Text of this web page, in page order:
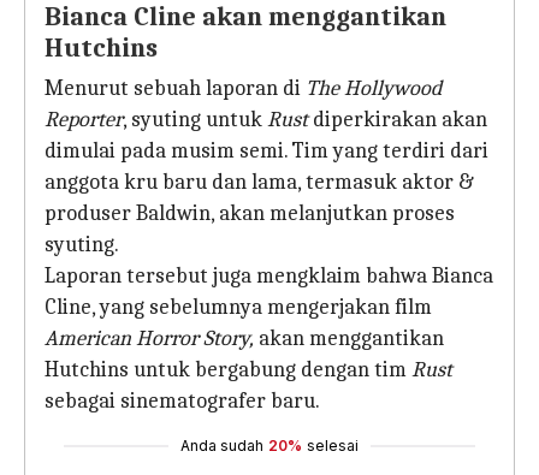
Bianca Cline akan menggantikan
Hutchins
Menurut sebuah laporan di The Hollywood
Reporter, syuting untukRustdiperkirakan akan
dimulai pada musim semi. Tim yang terdiri dari
anggota kru baru dan lama, termasuk aktor &
produser Baldwin, akan melanjutkan proses
syuting.
Laporan tersebut juga mengklaim bahwa Bianca
Cline, yang sebelumnya mengerjakan film
American Horror Story, akan menggantikan
Hutchins untuk bergabung dengan timRust
sebagai sinematografer baru.
Anda sudah 20% selesai